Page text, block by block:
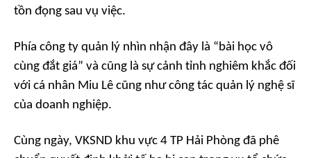
tồn đọng sau vụ việc.
Phía công ty quản lý nhìn nhận đây là “bài học vô
cùng đắt giá” và cũng là sự cảnh tỉnh nghiêm khắc đối
với cá nhân Miu Lê cũng như công tác quản lý nghệ sĩ
của doanh nghiệp.
Cùng ngày, VKSND khu vực 4 TP Hải Phòng đã phê